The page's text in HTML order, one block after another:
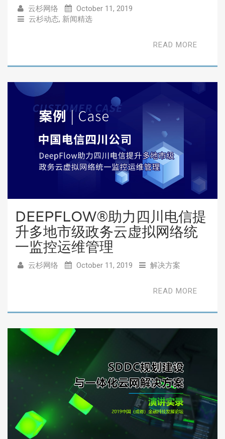
云杉网络
October 11, 2019
云杉动态, 新闻精选
READ MORE
DEEPFLOW®助力四川电信提
升多地市级政务云虚拟网络统
一监控运维管理
云杉网络 October 11, 2019 解决方案
READ MORE